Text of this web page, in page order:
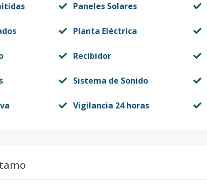
Paneles Solares
Planta Eléctrica
Recibidor
Sistema de Sonido
Vigilancia 24 horas